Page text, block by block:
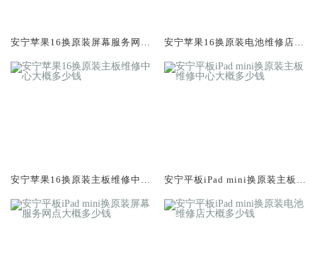
安宁苹果16换原装屏幕服务网点
安宁苹果16换原装电池维修店大
安宁苹果16换原装主板维修中心
安宁平板iPad mini换原装主板维